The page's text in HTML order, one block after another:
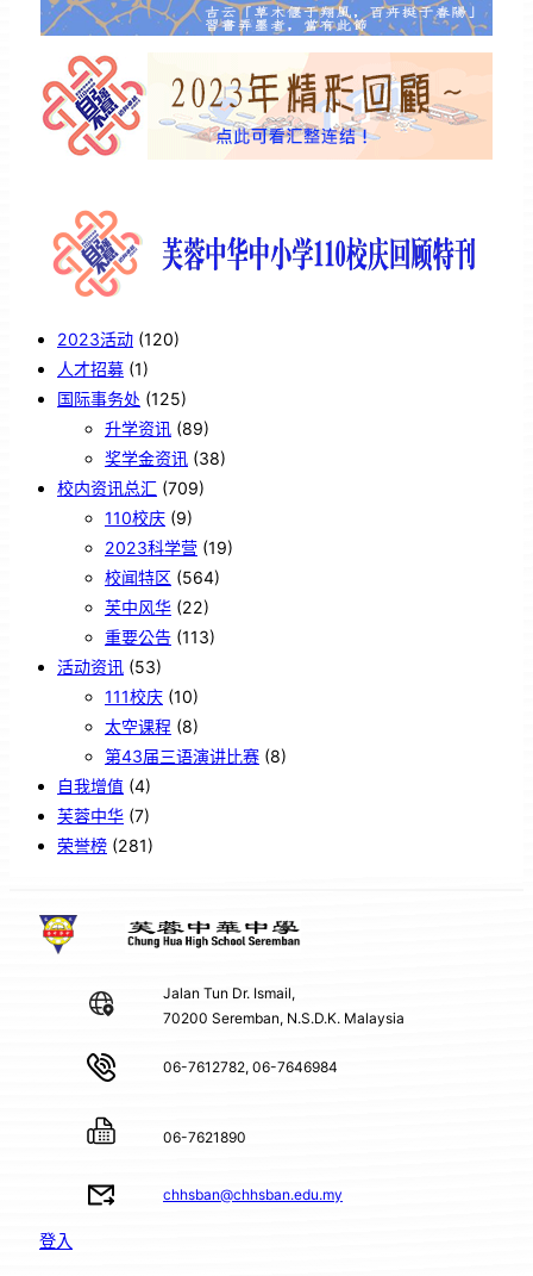
2023活动 (120)
人才招募 (1)
国际事务处 (125)
升学资讯 (89)
奖学金资讯 (38)
校内资讯总汇 (709)
110校庆 (9)
2023科学营 (19)
校闻特区 (564)
芙中风华 (22)
重要公告 (113)
活动资讯 (53)
111校庆 (10)
太空课程 (8)
第43届三语演讲比赛 (8)
自我增值 (4)
芙蓉中华 (7)
荣誉榜 (281)
Jalan Tun Dr. Ismail,
70200 Seremban, N.S.D.K. Malaysia
06-7612782, 06-7646984
06-7621890
chhsban@chhsban.edu.my
登入